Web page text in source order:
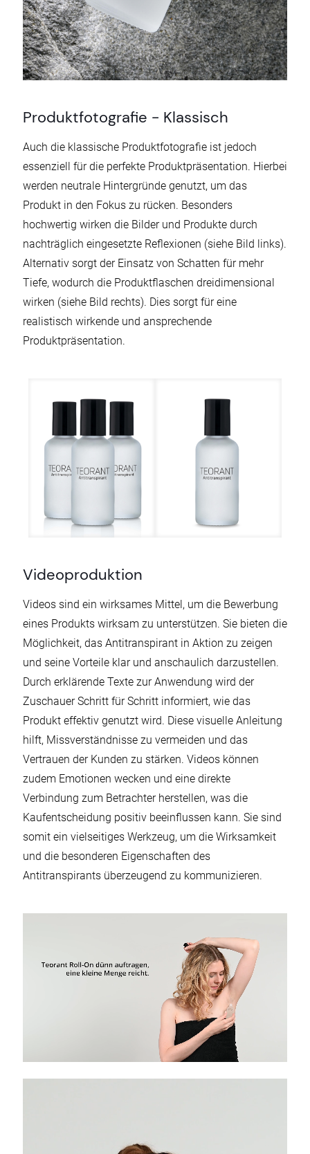
Produktfotografie - Klassisch
Auch die klassische Produktfotografie ist jedoch
essenziell für die perfekte Produktpräsentation. Hierbei
werden neutrale Hintergründe genutzt, um das
Produkt in den Fokus zu rücken. Besonders
hochwertig wirken die Bilder und Produkte durch
nachträglich eingesetzte Reflexionen (siehe Bild links).
Alternativ sorgt der Einsatz von Schatten für mehr
Tiefe, wodurch die Produktflaschen dreidimensional
wirken (siehe Bild rechts). Dies sorgt für eine
realistisch wirkende und ansprechende
Produktpräsentation.
Videoproduktion
Videos sind ein wirksames Mittel, um die Bewerbung
eines Produkts wirksam zu unterstützen. Sie bieten die
Möglichkeit, das Antitranspirant in Aktion zu zeigen
und seine Vorteile klar und anschaulich darzustellen.
Durch erklärende Texte zur Anwendung wird der
Zuschauer Schritt für Schritt informiert, wie das
Produkt effektiv genutzt wird. Diese visuelle Anleitung
hilft, Missverständnisse zu vermeiden und das
Vertrauen der Kunden zu stärken. Videos können
zudem Emotionen wecken und eine direkte
Verbindung zum Betrachter herstellen, was die
Kaufentscheidung positiv beeinflussen kann. Sie sind
somit ein vielseitiges Werkzeug, um die Wirksamkeit
und die besonderen Eigenschaften des
Antitranspirants überzeugend zu kommunizieren.